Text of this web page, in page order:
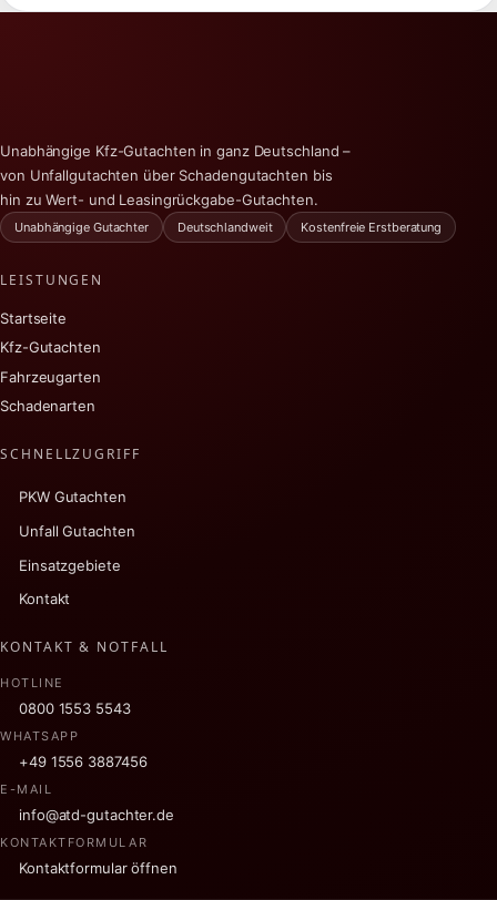
Unabhängige Kfz-Gutachten in ganz Deutschland –
von Unfallgutachten über Schadengutachten bis
hin zu Wert- und Leasingrückgabe-Gutachten.
Unabhängige Gutachter Deutschlandweit Kostenfreie Erstberatung
LEISTUNGEN
Startseite
Kfz-Gutachten
Fahrzeugarten
Schadenarten
SCHNELLZUGRIFF
PKW Gutachten
Unfall Gutachten
Einsatzgebiete
Kontakt
KONTAKT & NOTFALL
HOTLINE
0800 1553 5543
WHATSAPP
+49 1556 3887456
E-MAIL
info@atd-gutachter.de
KONTAKTFORMULAR
Kontaktformular öffnen